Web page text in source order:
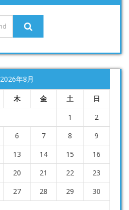
2026年8月
木 金 土
日
1
2
6 7 8
9
13 14 15
16
20 21 22
23
27 28 29
30